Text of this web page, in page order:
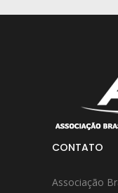
CONTATO
Associação